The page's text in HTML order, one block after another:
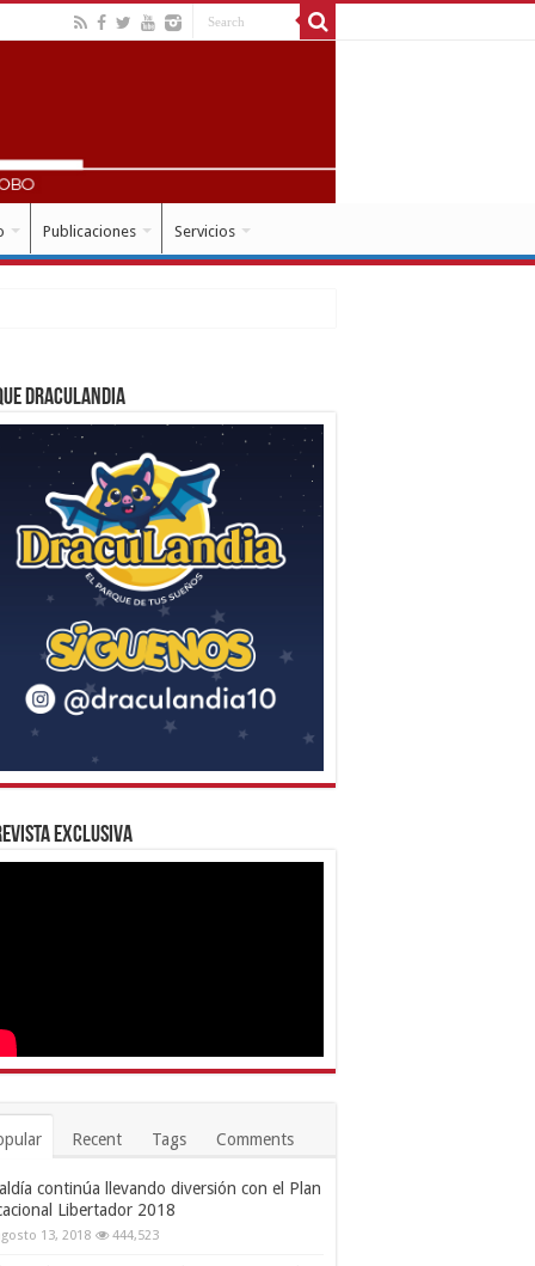
Publicaciones Servicios
Draculandia
Exclusiva
Recent Tags Comments
continúa llevando diversión con el Plan
Libertador 2018
13, 2018 444,523